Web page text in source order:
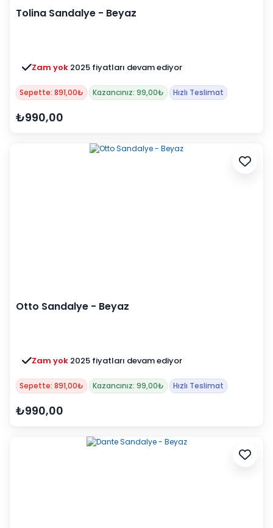
Tolina Sandalye - Beyaz
Zam yok 2025 fiyatları devam ediyor
Sepette: 891,00₺ Kazancınız: 99,00₺ Hızlı Teslimat
₺990,00
Otto Sandalye - Beyaz
Zam yok 2025 fiyatları devam ediyor
Sepette: 891,00₺ Kazancınız: 99,00₺ Hızlı Teslimat
₺990,00